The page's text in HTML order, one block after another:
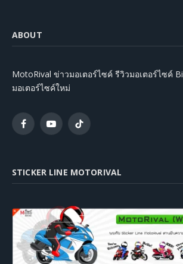
ABOUT
MotoRival ข่าวมอเตอร์ไซค์ รีวิวมอเตอร์ไซค์
มอเตอร์ไซค์ใหม่
FacebookYouTubeTikTok
STICKER LINE MOTORIVAL